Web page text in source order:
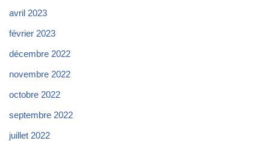
avril 2023
février 2023
décembre 2022
novembre 2022
octobre 2022
septembre 2022
juillet 2022